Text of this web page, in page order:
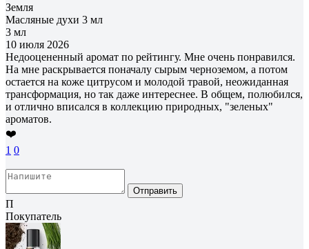
Земля
Масляные духи 3 мл
3 мл
10 июля 2026
Недооцененный аромат по рейтингу. Мне очень понравился.
На мне раскрывается поначалу сырым черноземом, а потом
остается на коже цитрусом и молодой травой, неожиданная
трансформация, но так даже интереснее. В общем, полюбился,
и отлично вписался в коллекцию природных, "зеленых"
ароматов.
❤️
1 0
Отправить
П
Покупатель